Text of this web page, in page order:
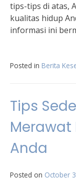
tips-tips di atas,
kualitas hidup
informasi ini
Posted in Berita
Tips
Merawat
Anda
Posted on October